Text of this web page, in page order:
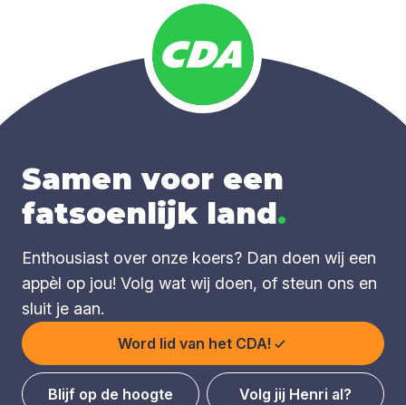
Samen voor een
fatsoenlijk land.
Enthousiast over onze koers? Dan doen wij een
appèl op jou! Volg wat wij doen, of steun ons en
sluit je aan.
Word lid van het CDA!
Blijf op de hoogte Volg jij Henri al?